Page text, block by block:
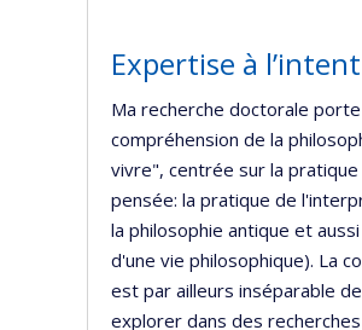
Expertise à
Ma recherche doctorale
compréhension de la
vivre", centrée sur la
pensée: la pratique de
la philosophie antique et
d'une vie philosophique). La
est par ailleurs inséparable
explorer dans des